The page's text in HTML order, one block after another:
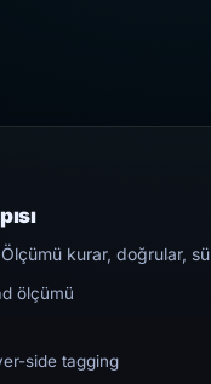
kurar, doğrular,
ölçümü
side tagging